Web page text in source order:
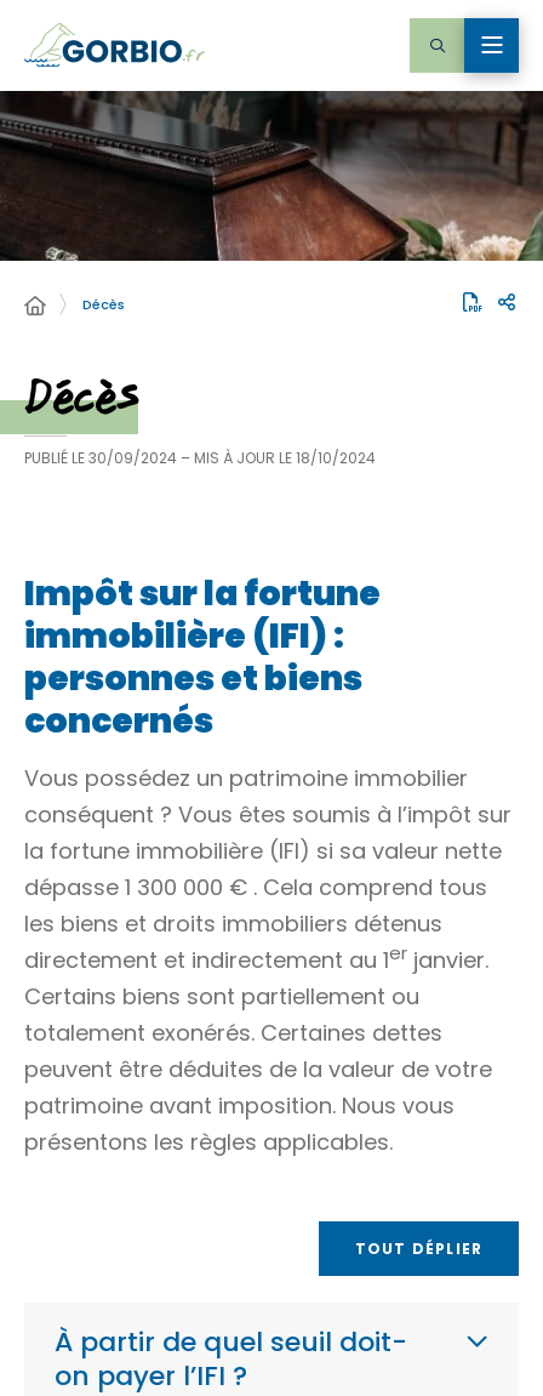
Décès
Décès
PUBLIÉ LE30/09/2024 – MIS À JOUR LE18/10/2024
Impôt sur la fortune
immobilière (IFI) :
personnes et biens
concernés
Vous possédez un patrimoine immobilier
conséquent ? Vous êtes soumis à l’impôt sur
la fortune immobilière (IFI) si sa valeur nette
dépasse 1 300 000 € . Cela comprend tous
les biens et droits immobiliers détenus
directement et indirectement au 1er janvier.
Certains biens sont partiellement ou
totalement exonérés. Certaines dettes
peuvent être déduites de la valeur de votre
patrimoine avant imposition. Nous vous
présentons les règles applicables.
TOUT DÉPLIER
À partir de quel seuil doit-
on payer l’IFI ?